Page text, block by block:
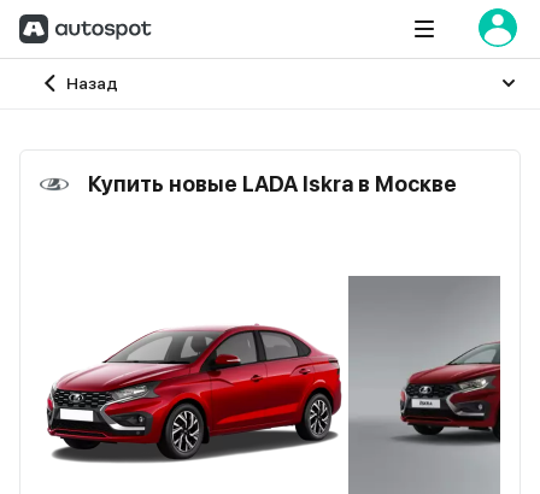
Назад
Главная
Купить новые LADA Iskra в Москве